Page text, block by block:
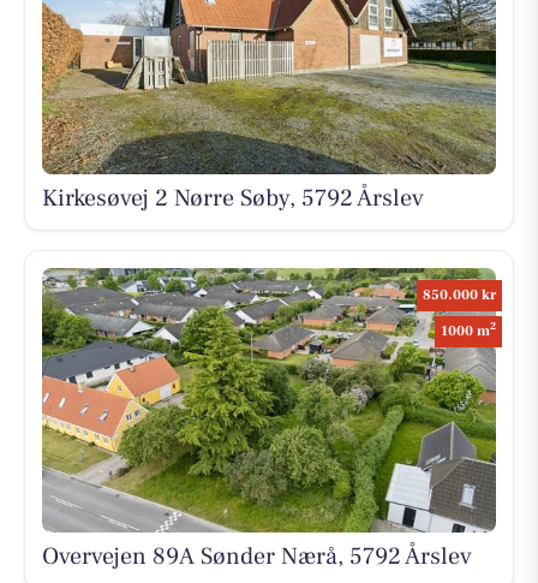
Kirkesøvej 2 Nørre Søby, 5792 Årslev
850.000 kr
1000 m2
Overvejen 89A Sønder Nærå, 5792 Årslev